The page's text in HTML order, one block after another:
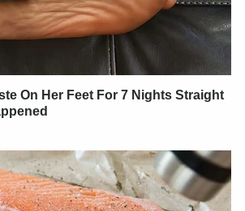
On Her Feet For 7 Nights Straight